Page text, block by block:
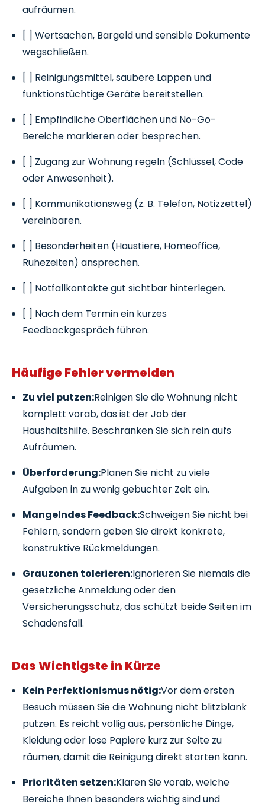
aufräumen.
[ ] Wertsachen, Bargeld und sensible Dokumente
wegschließen.
[ ] Reinigungsmittel, saubere Lappen und
funktionstüchtige Geräte bereitstellen.
[ ] Empfindliche Oberflächen und No-Go-
Bereiche markieren oder besprechen.
[ ] Zugang zur Wohnung regeln (Schlüssel, Code
oder Anwesenheit).
[ ] Kommunikationsweg (z. B. Telefon, Notizzettel)
vereinbaren.
[ ] Besonderheiten (Haustiere, Homeoffice,
Ruhezeiten) ansprechen.
[ ] Notfallkontakte gut sichtbar hinterlegen.
[ ] Nach dem Termin ein kurzes
Feedbackgespräch führen.
Häufige Fehler vermeiden
Zu viel putzen:Reinigen Sie die Wohnung nicht
komplett vorab, das ist der Job der
Haushaltshilfe. Beschränken Sie sich rein aufs
Aufräumen.
Überforderung:Planen Sie nicht zu viele
Aufgaben in zu wenig gebuchter Zeit ein.
Mangelndes Feedback:Schweigen Sie nicht bei
Fehlern, sondern geben Sie direkt konkrete,
konstruktive Rückmeldungen.
Grauzonen tolerieren:Ignorieren Sie niemals die
gesetzliche Anmeldung oder den
Versicherungsschutz, das schützt beide Seiten im
Schadensfall.
Das Wichtigste in Kürze
Kein Perfektionismus nötig:Vor dem ersten
Besuch müssen Sie die Wohnung nicht blitzblank
putzen. Es reicht völlig aus, persönliche Dinge,
Kleidung oder lose Papiere kurz zur Seite zu
räumen, damit die Reinigung direkt starten kann.
Prioritäten setzen:Klären Sie vorab, welche
Bereiche Ihnen besonders wichtig sind und